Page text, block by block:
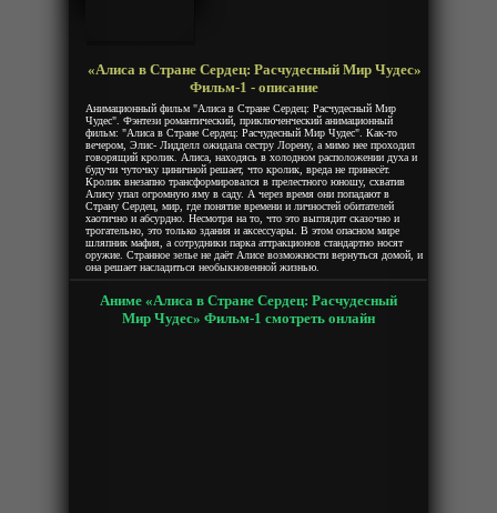
«Алиса в Стране Сердец: Расчудесный Мир Чудес»
Фильм-1 - описание
Анимационный фильм "Алиса в Стране Сердец: Расчудесный Мир
Чудес". Фэнтези романтический, приключенческий анимационный
фильм: "Алиса в Стране Сердец: Расчудесный Мир Чудес". Как-то
вечером, Элис- Лидделл ожидала сестру Лорену, а мимо нее проходил
говорящий кролик. Алиса, находясь в холодном расположении духа и
будучи чуточку циничной решает, что кролик, вреда не принесёт.
Кролик внезапно трансформировался в прелестного юношу, схватив
Алису упал огромную яму в саду. А через время они попадают в
Страну Сердец, мир, где понятие времени и личностей обитателей
хаотично и абсурдно. Несмотря на то, что это выглядит сказочно и
трогательно, это только здания и аксессуары. В этом опасном мире
шляпник мафия, а сотрудники парка аттракционов стандартно носят
оружие. Странное зелье не даёт Алисе возможности вернуться домой, и
она решает насладиться необыкновенной жизнью.
Аниме «Алиса в Стране Сердец: Расчудесный
Мир Чудес» Фильм-1 смотреть онлайн